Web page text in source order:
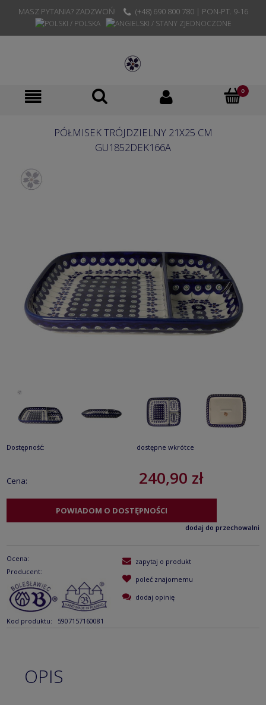
MASZ PYTANIA? ZADZWOŃ! (+48) 690 800 780 | PON-PT. 9-16
PÓŁMISEK TRÓJDZIELNY 21X25 CM
GU1852DEK166A
Dostępność: dostępne wkrótce
Cena: 240,90 zł
POWIADOM O DOSTĘPNOŚCI
dodaj do przechowalni
Ocena:
Producent:
Kod produktu: 5907157160081
zapytaj o produkt
poleć znajomemu
dodaj opinię
OPIS